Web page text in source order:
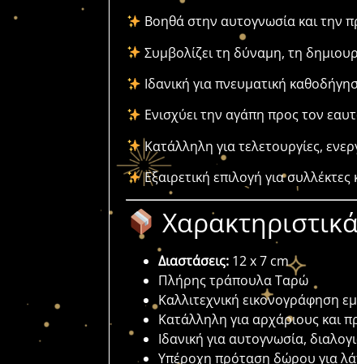
Βοηθά στην αυτογνωσία και την
Συμβολίζει τη δύναμη, τη
Ιδανική για πνευματική
Ενισχύει την αγάπη προς τον
Κατάλληλη για τελετουργίες,
Εξαιρετική επιλογή για
Διαστάσεις: 12 x 7 cm
Πλήρης τράπουλα Ταρώ
Καλλιτεχνική εικονογράφηση
Κατάλληλη για αρχάριους και
Ιδανική για αυτογνωσία,
Υπέροχη πρόταση δώρου για